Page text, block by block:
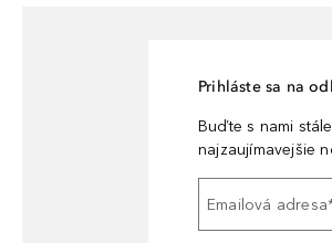
Prihláste sa na
Buďte s nami
najzaujímavejšie
Emailová adresa